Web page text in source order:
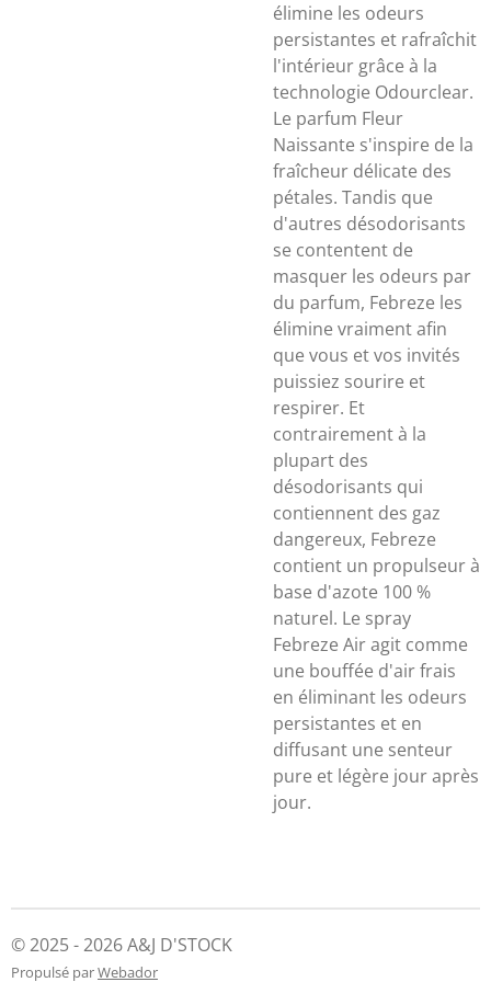
élimine les odeurs
persistantes et rafraîchit
l'intérieur grâce à la
technologie Odourclear.
Le parfum Fleur
Naissante s'inspire de la
fraîcheur délicate des
pétales. Tandis que
d'autres désodorisants
se contentent de
masquer les odeurs par
du parfum, Febreze les
élimine vraiment afin
que vous et vos invités
puissiez sourire et
respirer. Et
contrairement à la
plupart des
désodorisants qui
contiennent des gaz
dangereux, Febreze
contient un propulseur à
base d'azote 100 %
naturel. Le spray
Febreze Air agit comme
une bouffée d'air frais
en éliminant les odeurs
persistantes et en
diffusant une senteur
pure et légère jour après
jour.
© 2025 - 2026 A&J D'STOCK
Propulsé parWebador